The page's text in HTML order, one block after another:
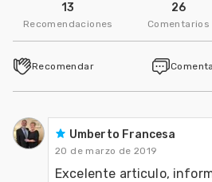
13
Recomendaciones
26
Comentarios
Recomendar
Umberto Francesa
20 de marzo de 2019
Excelente articulo,